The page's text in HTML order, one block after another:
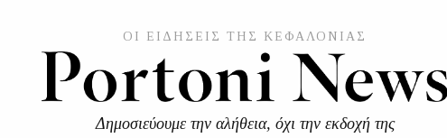
ΟΙ ΕΙΔΗΣΕΙΣ ΤΗΣ ΚΕΦΑΛΟΝΙΑΣ
Δημοσιεύουμε την αλήθεια, όχι την εκδοχή της